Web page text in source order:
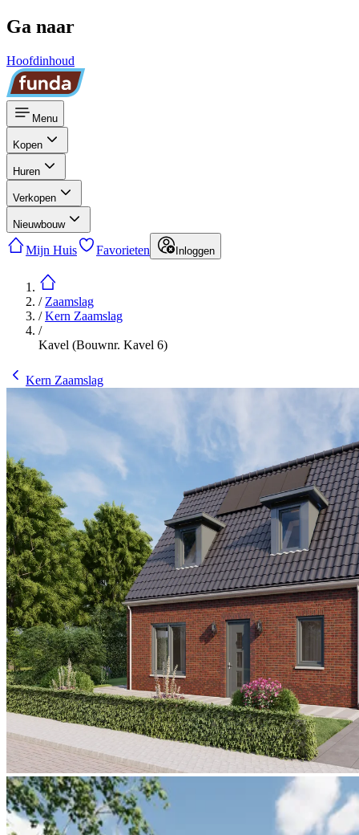
Ga naar
Hoofdinhoud
Menu
Kopen
Huren
Verkopen
Nieuwbouw
Mijn Huis Favorieten Inloggen
/ Zaamslag
/Kern Zaamslag
/
Kavel (Bouwnr. Kavel 6)
Kern Zaamslag